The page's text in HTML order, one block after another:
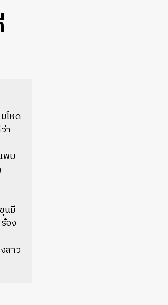
โหด
า
พบ
นมี
อง
สาว